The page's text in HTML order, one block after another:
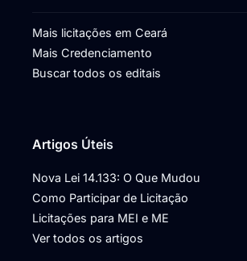
Mais licitações em Ceará
Mais Credenciamento
Buscar todos os editais
Artigos Úteis
Nova Lei 14.133: O Que Mudou
Como Participar de Licitação
Licitações para MEI e ME
Ver todos os artigos